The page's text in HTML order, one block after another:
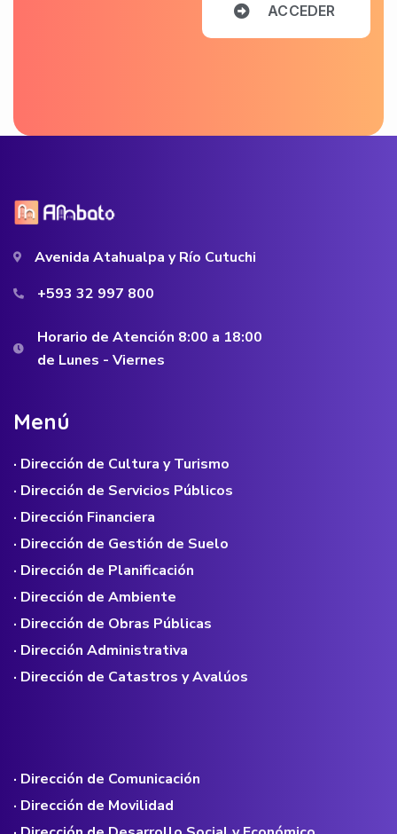
ACCEDER
Avenida Atahualpa y Río Cutuchi
+593 32 997 800
Horario de Atención 8:00 a 18:00
de Lunes - Viernes
Menú
· Dirección de Cultura y Turismo
· Dirección de Servicios Públicos
· Dirección Financiera
· Dirección de Gestión de Suelo
· Dirección de Planificación
· Dirección de Ambiente
· Dirección de Obras Públicas
· Dirección Administrativa
· Dirección de Catastros y Avalúos
· Dirección de Comunicación
· Dirección de Movilidad